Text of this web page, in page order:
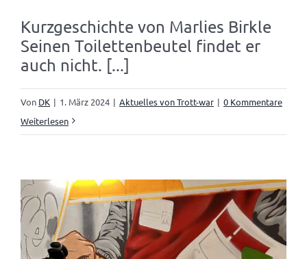
Kurzgeschichte von Marlies Birkle
Seinen Toilettenbeutel findet er
auch nicht. [...]
Von DK | 1. März 2024 | Aktuelles von Trott-war | 0 Kommentare
Weiterlesen